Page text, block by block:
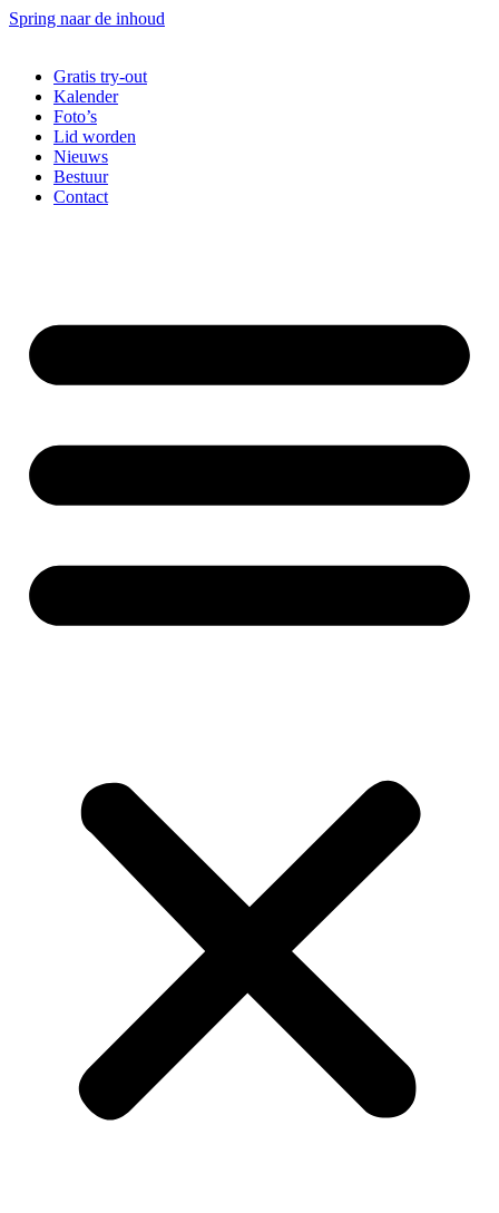
Spring naar de inhoud
Gratis try-out
Kalender
Foto’s
Lid worden
Nieuws
Bestuur
Contact